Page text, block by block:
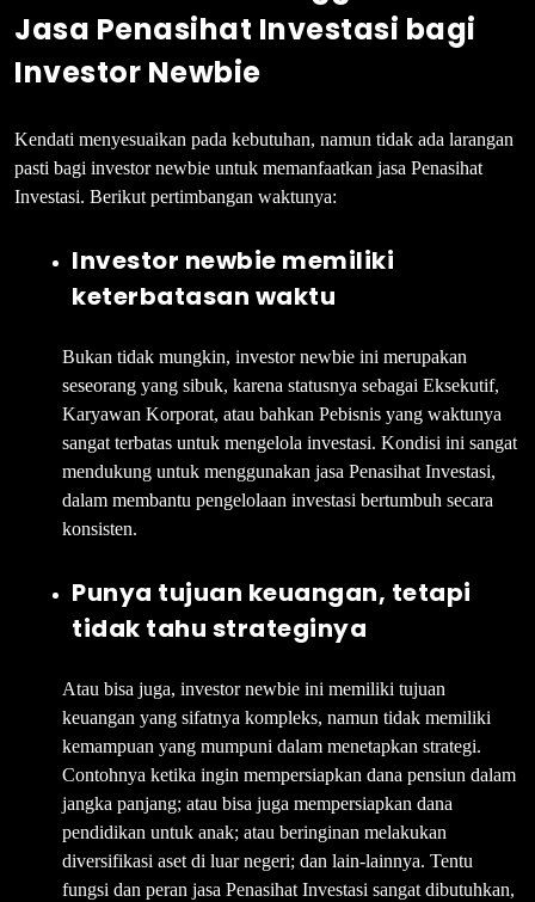
Jasa Penasihat Investasi bagi
Investor Newbie
Kendati menyesuaikan pada kebutuhan, namun tidak ada larangan
pasti bagi investor newbie untuk memanfaatkan jasa Penasihat
Investasi. Berikut pertimbangan waktunya:
Investor newbie memiliki
keterbatasan waktu
Bukan tidak mungkin, investor newbie ini merupakan
seseorang yang sibuk, karena statusnya sebagai Eksekutif,
Karyawan Korporat, atau bahkan Pebisnis yang waktunya
sangat terbatas untuk mengelola investasi. Kondisi ini sangat
mendukung untuk menggunakan jasa Penasihat Investasi,
dalam membantu pengelolaan investasi bertumbuh secara
konsisten.
Punya tujuan keuangan, tetapi
tidak tahu strateginya
Atau bisa juga, investor newbie ini memiliki tujuan
keuangan yang sifatnya kompleks, namun tidak memiliki
kemampuan yang mumpuni dalam menetapkan strategi.
Contohnya ketika ingin mempersiapkan dana pensiun dalam
jangka panjang; atau bisa juga mempersiapkan dana
pendidikan untuk anak; atau beringinan melakukan
diversifikasi aset di luar negeri; dan lain-lainnya. Tentu
fungsi dan peran jasa Penasihat Investasi sangat dibutuhkan,